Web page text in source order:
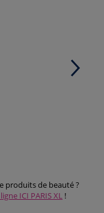
produits de beauté ?
ICI PARIS XL !